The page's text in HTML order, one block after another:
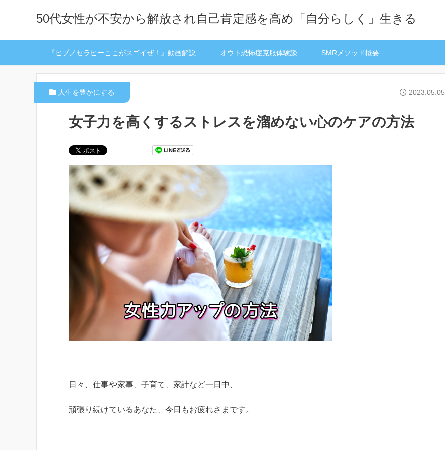
50代女性が不安から解放され自己肯定感を高め「自分らしく」生きる
『ヒプノセラピーここがスゴイぜ！』動画解説 オウト恐怖症克服体験談 SMRメソッド概要
2023.05.05
人生を豊かにする
女子力を高くするストレスを溜めない心のケアの方法
日々、仕事や家事、子育て、家計など一日中、
頑張り続けているあなた、今日もお疲れさまです。